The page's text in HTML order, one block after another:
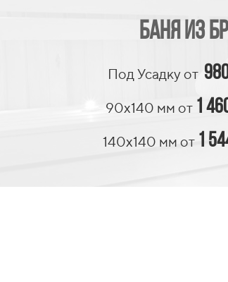
баня из
Под Усадку от
90х140 мм от 1
140х140 мм от 1